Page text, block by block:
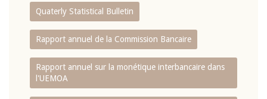
Quaterly Statistical Bulletin
Rapport annuel de la Commission Bancaire
Rapport annuel sur la monétique interbancaire dans
l'UEMOA